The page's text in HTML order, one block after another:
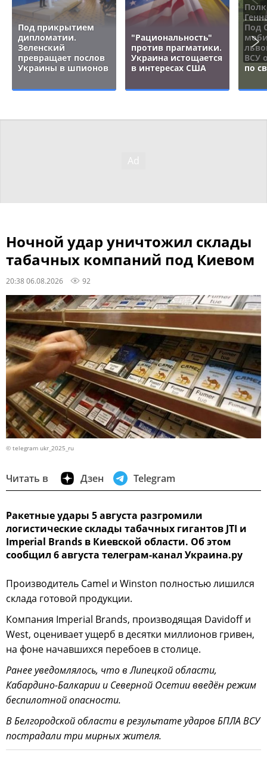
Под прикрытием
дипломатии.
Зеленский
превращает послов
Украины в шпионов
"Рациональность"
против прагматики.
Украина истощается
в интересах США
Под
ВСУ
по
Ночной удар уничтожил склады
табачных компаний под Киевом
20:38 06.08.2026 92
© telegram ukr_2025_ru
Читать в Дзен Telegram
Ракетные удары 5 августа разгромили
логистические склады табачных гигантов JTI и
Imperial Brands в Киевской области. Об этом
сообщил 6 августа телеграм-канал Украина.ру
Производитель Camel и Winston полностью лишился
склада готовой продукции.
Компания Imperial Brands, производящая Davidoff и
West, оценивает ущерб в десятки миллионов гривен,
на фоне начавшихся перебоев в столице.
Ранее уведомлялось, что в Липецкой области,
Кабардино-Балкарии и Северной Осетии введён режим
беспилотной опасности.
В Белгородской области в результате ударов БПЛА ВСУ
пострадали три мирных жителя.